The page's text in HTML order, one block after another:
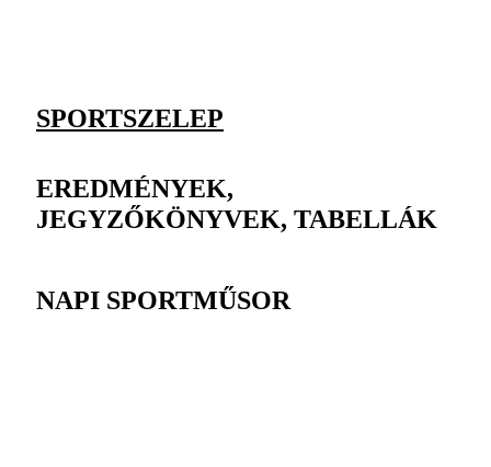
SPORTSZELEP
EREDMÉNYEK,
JEGYZŐKÖNYVEK, TABELLÁK
NAPI SPORTMŰSOR